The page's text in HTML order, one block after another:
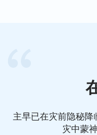
主早已在灾前隐秘
灾中蒙